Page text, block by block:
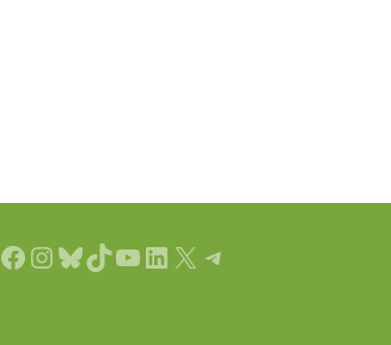
Facebook
Instagram
Bluesky
TikTok
YouTube
LinkedIn
X Telegram